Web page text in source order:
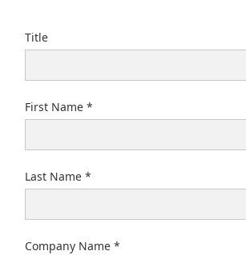
Title
First Name
Last Name
Company Name